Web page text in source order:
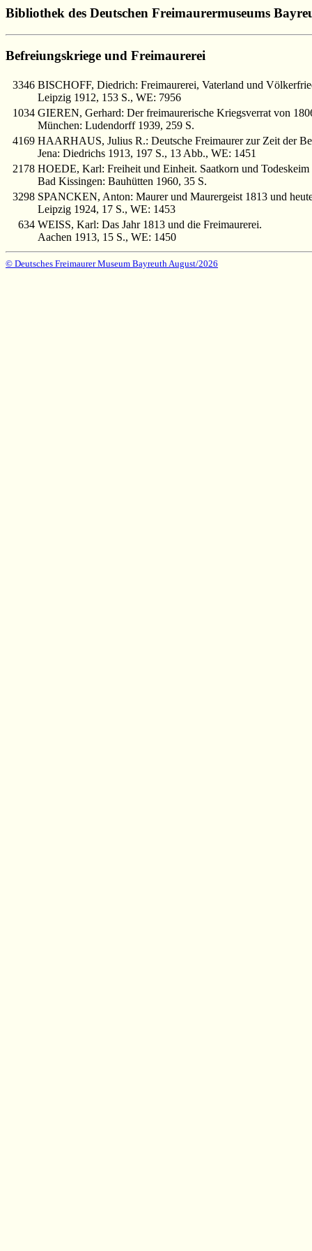
Bibliothek des Deutschen Freimaurermuseums
Befreiungskriege und Freimaurerei
3346 BISCHOFF, Diedrich: Freimaurerei, Vaterland und
Leipzig 1912, 153 S., WE: 7956
1034 GIEREN, Gerhard: Der freimaurerische Kriegsverrat von
München: Ludendorff 1939, 259 S.
4169 HAARHAUS, Julius R.: Deutsche Freimaurer zur Zeit der
Jena: Diedrichs 1913, 197 S., 13 Abb., WE: 1451
2178 HOEDE, Karl: Freiheit und Einheit. Saatkorn und
Bad Kissingen: Bauhütten 1960, 35 S.
3298 SPANCKEN, Anton: Maurer und Maurergeist 1813 und
Leipzig 1924, 17 S., WE: 1453
634 WEISS, Karl: Das Jahr 1813 und die Freimaurerei.
Aachen 1913, 15 S., WE: 1450
© Deutsches Freimaurer Museum Bayreuth August/2026